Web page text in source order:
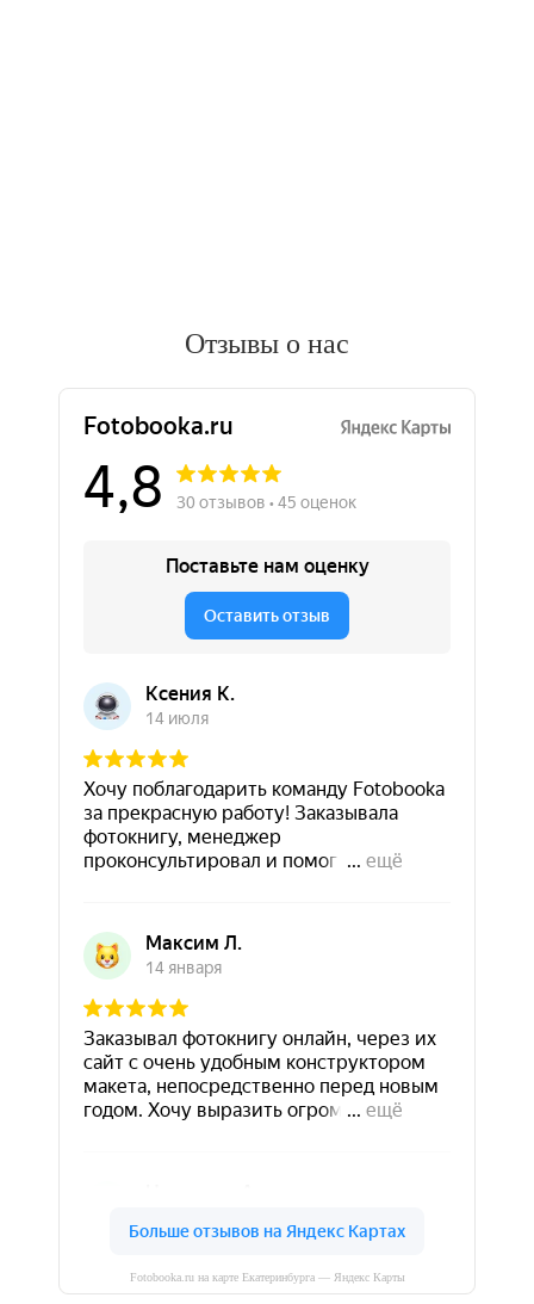
Отзывы о нас
Fotobooka.ru на карте Екатеринбурга — Яндекс Карты